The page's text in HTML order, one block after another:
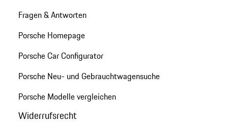
Fragen & Antworten
Porsche Homepage
Porsche Car Configurator
Porsche Neu- und Gebrauchtwagensuche
Porsche Modelle vergleichen
Widerrufsrecht